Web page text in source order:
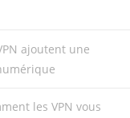
ajoutent une
les VPN vous